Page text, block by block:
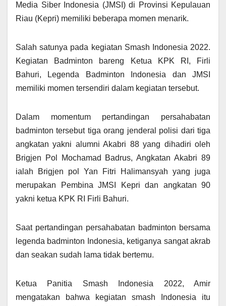
Media Siber Indonesia (JMSI) di Provinsi Kepulauan
Riau (Kepri) memiliki beberapa momen menarik.
Salah satunya pada kegiatan Smash Indonesia 2022.
Kegiatan Badminton bareng Ketua KPK RI, Firli
Bahuri, Legenda Badminton Indonesia dan JMSI
memiliki momen tersendiri dalam kegiatan tersebut.
Dalam momentum pertandingan persahabatan
badminton tersebut tiga orang jenderal polisi dari tiga
angkatan yakni alumni Akabri 88 yang dihadiri oleh
Brigjen Pol Mochamad Badrus, Angkatan Akabri 89
ialah Brigjen pol Yan Fitri Halimansyah yang juga
merupakan Pembina JMSI Kepri dan angkatan 90
yakni ketua KPK RI Firli Bahuri.
Saat pertandingan persahabatan badminton bersama
legenda badminton Indonesia, ketiganya sangat akrab
dan seakan sudah lama tidak bertemu.
Ketua Panitia Smash Indonesia 2022, Amir
mengatakan bahwa kegiatan smash Indonesia itu